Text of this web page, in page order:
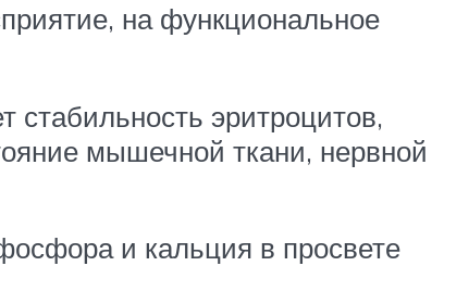
на функциональное
стабильность эритроцитов,
мышечной ткани, нервной
и кальция в просвете